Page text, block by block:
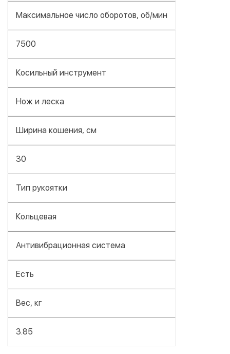
Максимальное число оборотов, об/мин
7500
Косильный инструмент
Нож и леска
Ширина кошения, см
30
Тип рукоятки
Кольцевая
Антивибрационная система
Есть
Вес, кг
3.85